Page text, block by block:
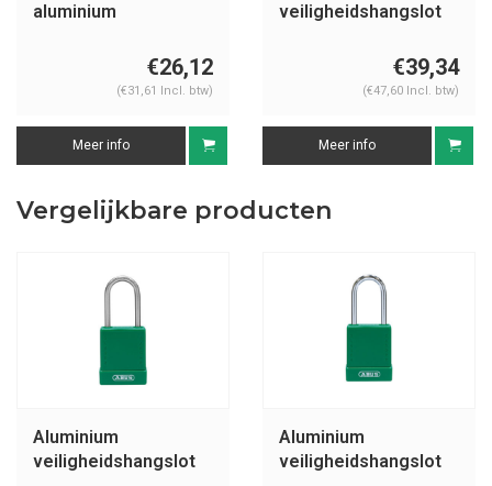
aluminium
groen met kabel
72/30CAB GRÜN
€26,12
(€31,61 Incl. btw)
Meer info
veiligheidshangslot
76IB/40HB75 groen
€39,34
(€47,60 Incl. btw)
Meer info
Vergelijkbare producten
Aluminium
veiligheidshangslot
Aluminium
veiligheidshangslot